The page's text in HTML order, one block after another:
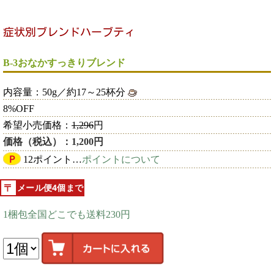
B-3おなかすっきりブレンド
内容量：50g／約17～25杯分
8%OFF
希望小売価格： 1,296円
価格（税込）：1,200円
Ｐ
12ポイント…ポイントについて
メール便4個まで
1梱包全国どこでも送料230円